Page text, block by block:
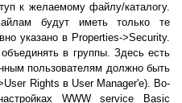
к желаемому файлу/каталогу.
будут иметь только те
указано в Properties->Security.
в группы. Здесь есть
пользователям должно быть
Rights в User Manager'е). Во-
WWW service Basic